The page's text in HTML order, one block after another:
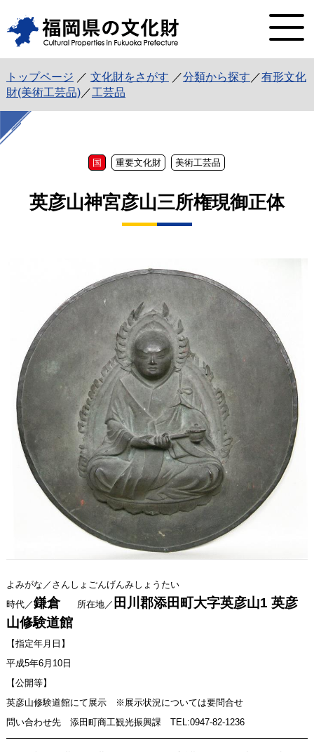
トップページ ／ 文化財をさがす ／分類から探す ／有形文化
財(美術工芸品)／工芸品
国 重要文化財 美術工芸品
英彦山神宮彦山三所権現御正体
よみがな／さんしょごんげんみしょうたい
時代／鎌倉 所在地／ 田川郡添田町大字英彦山1 英彦
山修験道館
【指定年月日】
平成5年6月10日
【公開等】
英彦山修験道館にて展示 ※展示状況については要問合せ
問い合わせ先 添田町商工観光振興課 TEL:0947-82-1236